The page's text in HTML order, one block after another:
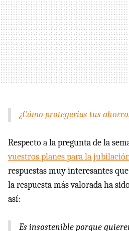
¿Cómo protegerías tus
Respecto a la pregunta de la
vuestros planes para la
respuestas muy interesantes
la respuesta más valorada ha
así:
Es insostenible porque